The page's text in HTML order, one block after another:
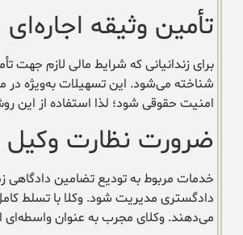
تأمین وثیقه
برای زندانیانی که شرایط مالی لازم جهت
شناخته می‌شود. این تسهیلات به‌ویژه در
امنیت حقوقی شود؛ لذا استفاده از این
ضرورت نظارت وکیل
خدمات مربوط به تودیع تضامین دادگاهی
دادگستری مدیریت شود. وکلا با تسلط
می‌دهند. وکلای مجرب به عنوان واسطه‌ای